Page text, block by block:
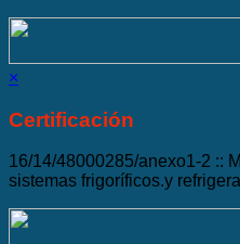
×
Certificación
16/14/48000285/anexo1-2 ::
sistemas frigoríficos.y